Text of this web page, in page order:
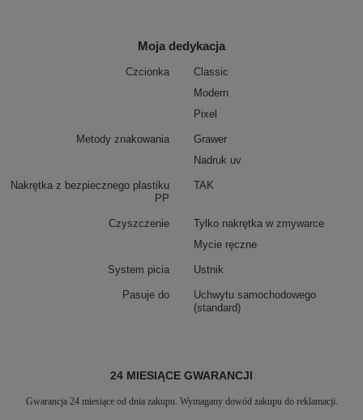
Moja dedykacja
Czcionka
Classic
Modern
Pixel
Metody znakowania
Grawer
Nadruk uv
Nakrętka z bezpiecznego plastiku
PP
TAK
Czyszczenie
Tylko nakrętka w zmywarce
Mycie ręczne
System picia Ustnik
Pasuje do
Uchwytu samochodowego
(standard)
24 MIESIĄCE GWARANCJI
Gwarancja 24 miesiące od dnia zakupu. Wymagany dowód zakupu do reklamacji.